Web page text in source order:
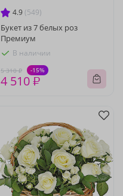
4.9 (549)
Букет из 7 белых роз
Премиум
В наличии
5 310 ₽ -15%
4 510 ₽